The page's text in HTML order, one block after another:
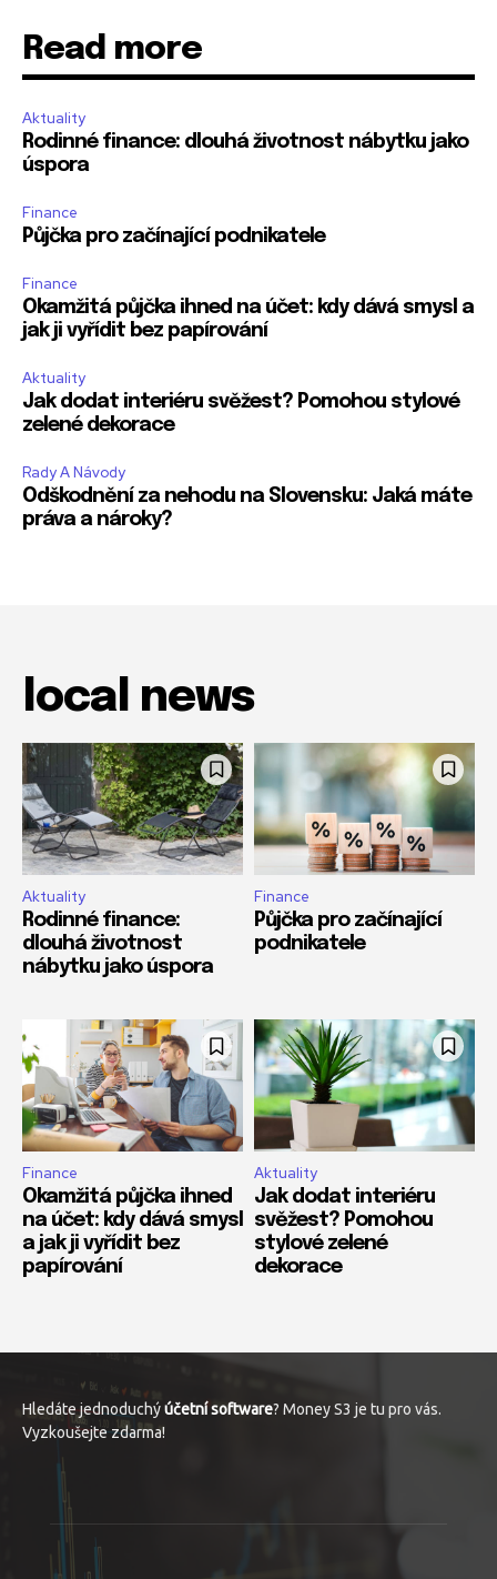
Read more
Aktuality
Rodinné finance: dlouhá životnost nábytku jako
úspora
Finance
Půjčka pro začínající podnikatele
Finance
Okamžitá půjčka ihned na účet: kdy dává smysl a
jak ji vyřídit bez papírování
Aktuality
Jak dodat interiéru svěžest? Pomohou stylové
zelené dekorace
Rady A Návody
Odškodnění za nehodu na Slovensku: Jaká máte
práva a nároky?
local news
Aktuality
Rodinné finance:
dlouhá životnost
nábytku jako úspora
Finance
Půjčka pro začínající
podnikatele
Finance
Okamžitá půjčka ihned
na účet: kdy dává smysl
a jak ji vyřídit bez
papírování
Aktuality
Jak dodat interiéru
svěžest? Pomohou
stylové zelené
dekorace
Hledáte jednoduchýúčetní software? Money S3 je tu pro vás.
Vyzkoušejte zdarma!